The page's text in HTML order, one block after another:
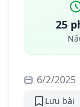
25
6/2/2025
Lưu bài